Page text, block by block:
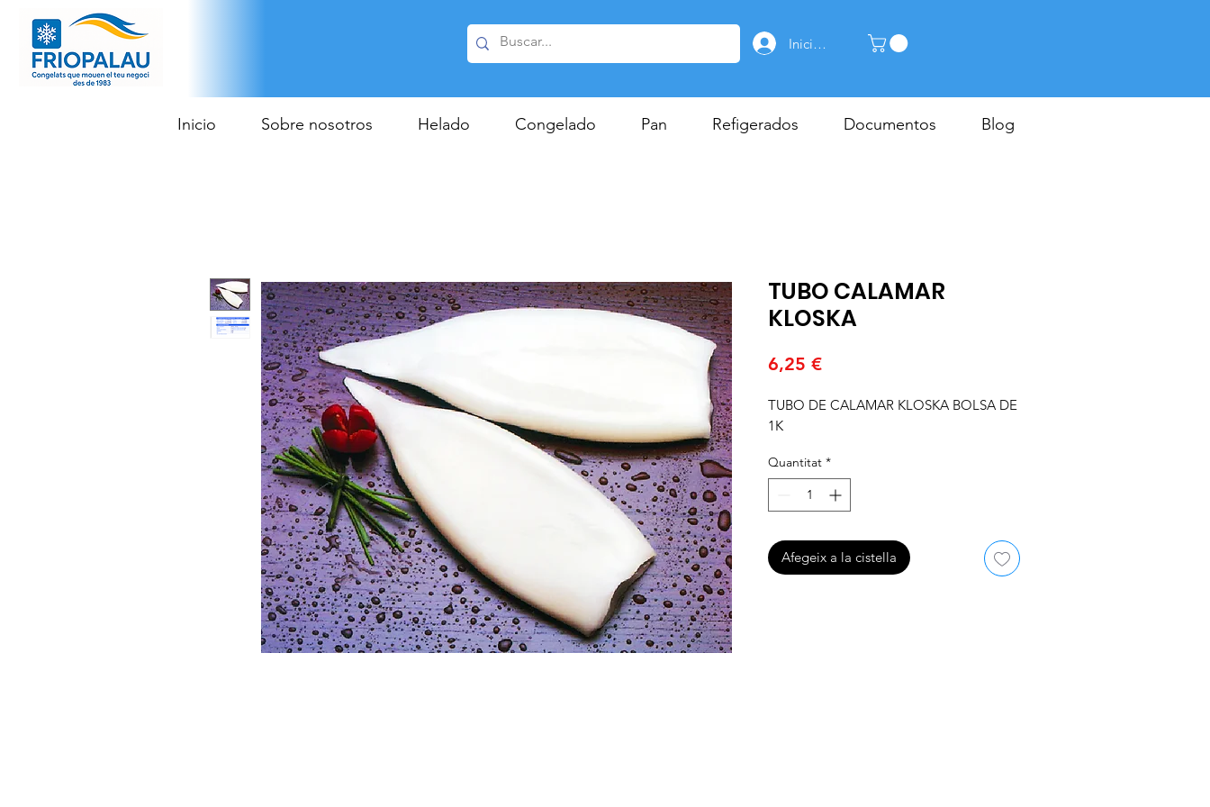
Inicia la sessió
Inicio Sobre nosotros Helado Congelado Pan Refigerados Documentos Blog
TUBO CALAMAR
KLOSKA
6,25 €Price
TUBO DE CALAMAR KLOSKA BOLSA DE
1K
Quantitat *
Afegeix a la cistella